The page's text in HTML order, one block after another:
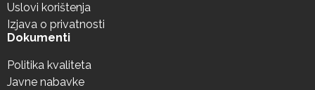
Uslovi korištenja
Izjava o privatnosti
Dokumenti
Politika kvaliteta
Javne nabavke